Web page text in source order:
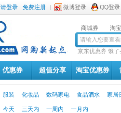
请登录 免费注册 微博登录 QQ登录
商城券 淘
京东优惠券 饿了
优惠券 超值分享 淘宝优惠券
服装 化妆品 数码家电 食品酒水 家居
今天 三天内 一周内 一月内